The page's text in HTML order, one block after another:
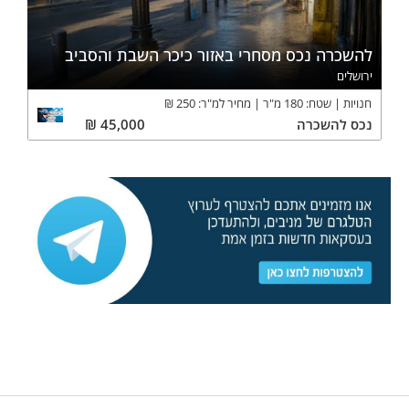
להשכרה נכס מסחרי באזור כיכר השבת והסביב
ירושלים
חנויות
שטח: 180 מ"ר מחיר למ"ר: 250
₪
נכס להשכרה 45,000
₪